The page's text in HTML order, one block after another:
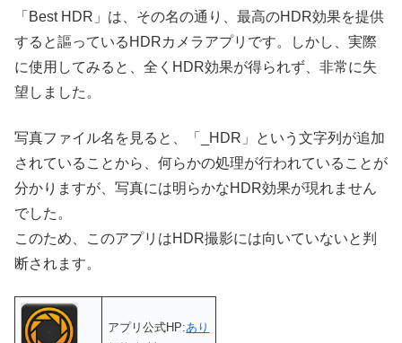
「Best HDR」は、その名の通り、最高のHDR効果を提供
すると謳っているHDRカメラアプリです。しかし、実際
に使用してみると、全くHDR効果が得られず、非常に失
望しました。
写真ファイル名を見ると、「_HDR」という文字列が追加
されていることから、何らかの処理が行われていることが
分かりますが、写真には明らかなHDR効果が現れません
でした。
このため、このアプリはHDR撮影には向いていないと判
断されます。
アプリ公式HP:あり